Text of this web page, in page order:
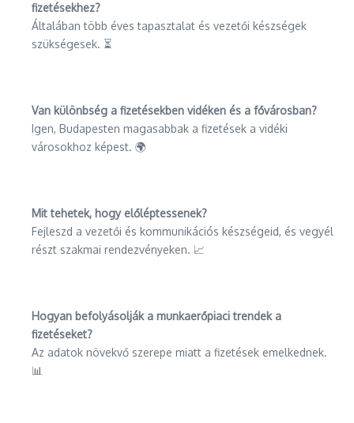
fizetésekhez?
Általában több éves tapasztalat és vezetői készségek
szükségesek. ⏳
Van különbség a fizetésekben vidéken és a fővárosban?
Igen, Budapesten magasabbak a fizetések a vidéki
városokhoz képest. 🌍
Mit tehetek, hogy előléptessenek?
Fejleszd a vezetői és kommunikációs készségeid, és vegyél
részt szakmai rendezvényeken. 📈
Hogyan befolyásolják a munkaerőpiaci trendek a
fizetéseket?
Az adatok növekvő szerepe miatt a fizetések emelkednek.
📊